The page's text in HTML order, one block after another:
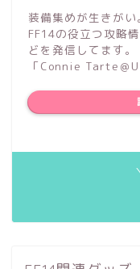
装備集めが生きがい
FF14の役立つ攻略
どを発信してます。
「Connie Tarte＠